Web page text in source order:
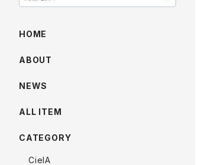
HOME
ABOUT
NEWS
ALL ITEM
CATEGORY
CielA